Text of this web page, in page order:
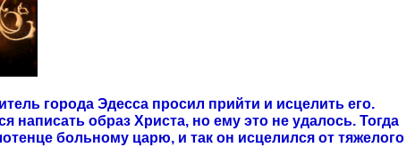
города Эдесса просил прийти и исцелить его.
написать образ Христа, но ему это не удалось. Тогда
больному царю, и так он исцелился от тяжелого